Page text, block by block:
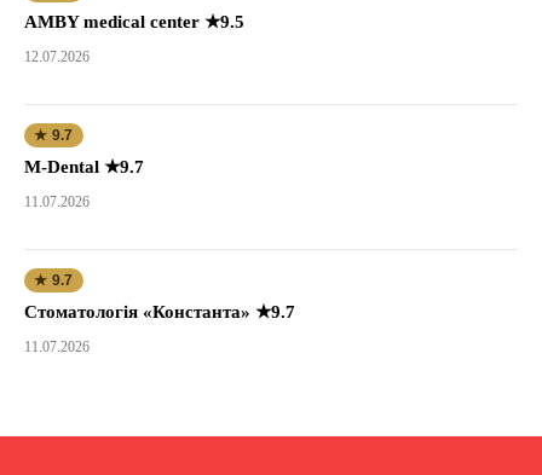
AMBY medical center ★9.5
12.07.2026
★ 9.7
M-Dental ★9.7
11.07.2026
★ 9.7
Стоматологія «Константа» ★9.7
11.07.2026